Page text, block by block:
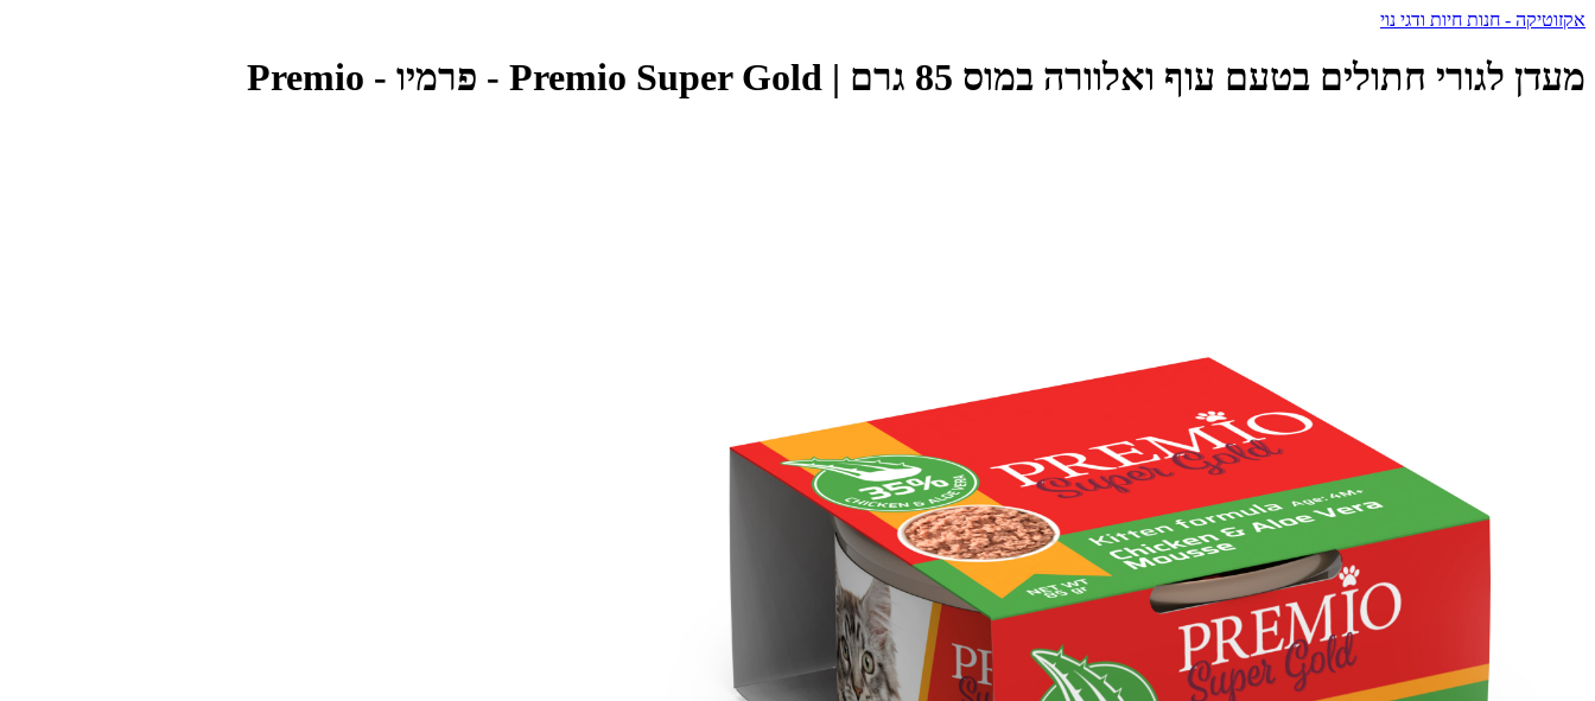
אקזוטיקה - חנות חיות ודגי נוי
מעדן לגורי חתולים בטעם עוף ואלוורה במוס 85 גרם | Premio Super Gold - פרמיו - Premio